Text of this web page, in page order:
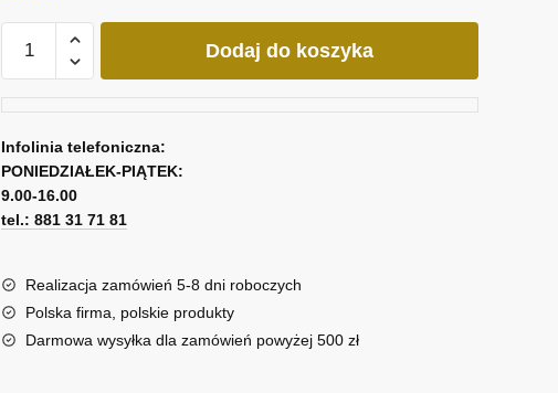
Obraz
abstrakcją
Dodaj do koszyka
Infolinia telefoniczna:
PONIEDZIAŁEK-PIĄTEK:
9.00-16.00
tel.: 881 31 71 81
Realizacja zamówień 5-8 dni roboczych
Polska firma, polskie produkty
Darmowa wysyłka dla zamówień powyżej 500 zł